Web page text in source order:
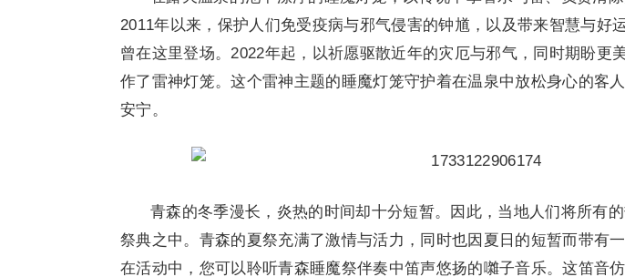
2011年以来，保护人们免受疫病与邪气侵害的钟馗，以及带来智慧与好
曾在这里登场。2022年起，以祈愿驱散近年的灾厄与邪气，同时期盼更
作了雷神灯笼。这个雷神主题的睡魔灯笼守护着在温泉中放松身心的客
安宁。
青森的冬季漫长，炎热的时间却十分短暂。因此，当地人们将所有
祭典之中。青森的夏祭充满了激情与活力，同时也因夏日的短暂而带有
在活动中，您可以聆听青森睡魔祭伴奏中笛声悠扬的囃子音乐。这笛音